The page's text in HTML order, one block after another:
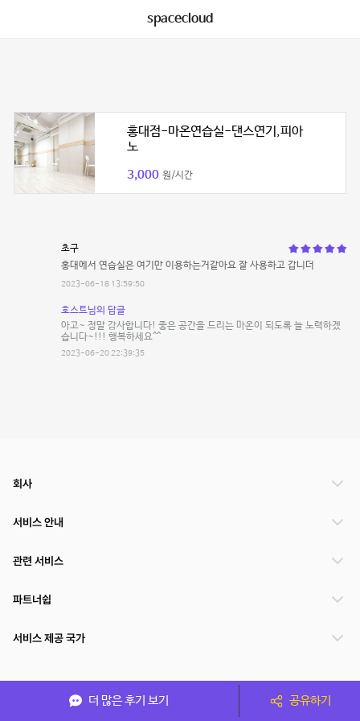
spacecloud
홍대점-마온연습실-댄스연기,피아
노
3,000 원/시간
초구
홍대에서 연습실은 여기만 이용하는거같아요 잘 사용하고 갑니더
2023-06-18 13:59:50
호스트님의 답글
아고~ 정말 감사합니다! 좋은 공간을 드리는 마온이 되도록 늘 노력하겠
습니다~!!! 행복하세요^^
2023-06-20 22:39:35
더 많은 후기 보기 공유하기
회사
서비스 안내
관련 서비스
파트너쉽
서비스 제공 국가
(주)NSPACE 사업자정보